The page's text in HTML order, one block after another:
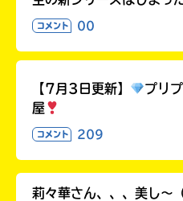
コメント 00
【7月3日更新】 プリ
屋
コメント 209
莉々華さん、、、美し〜